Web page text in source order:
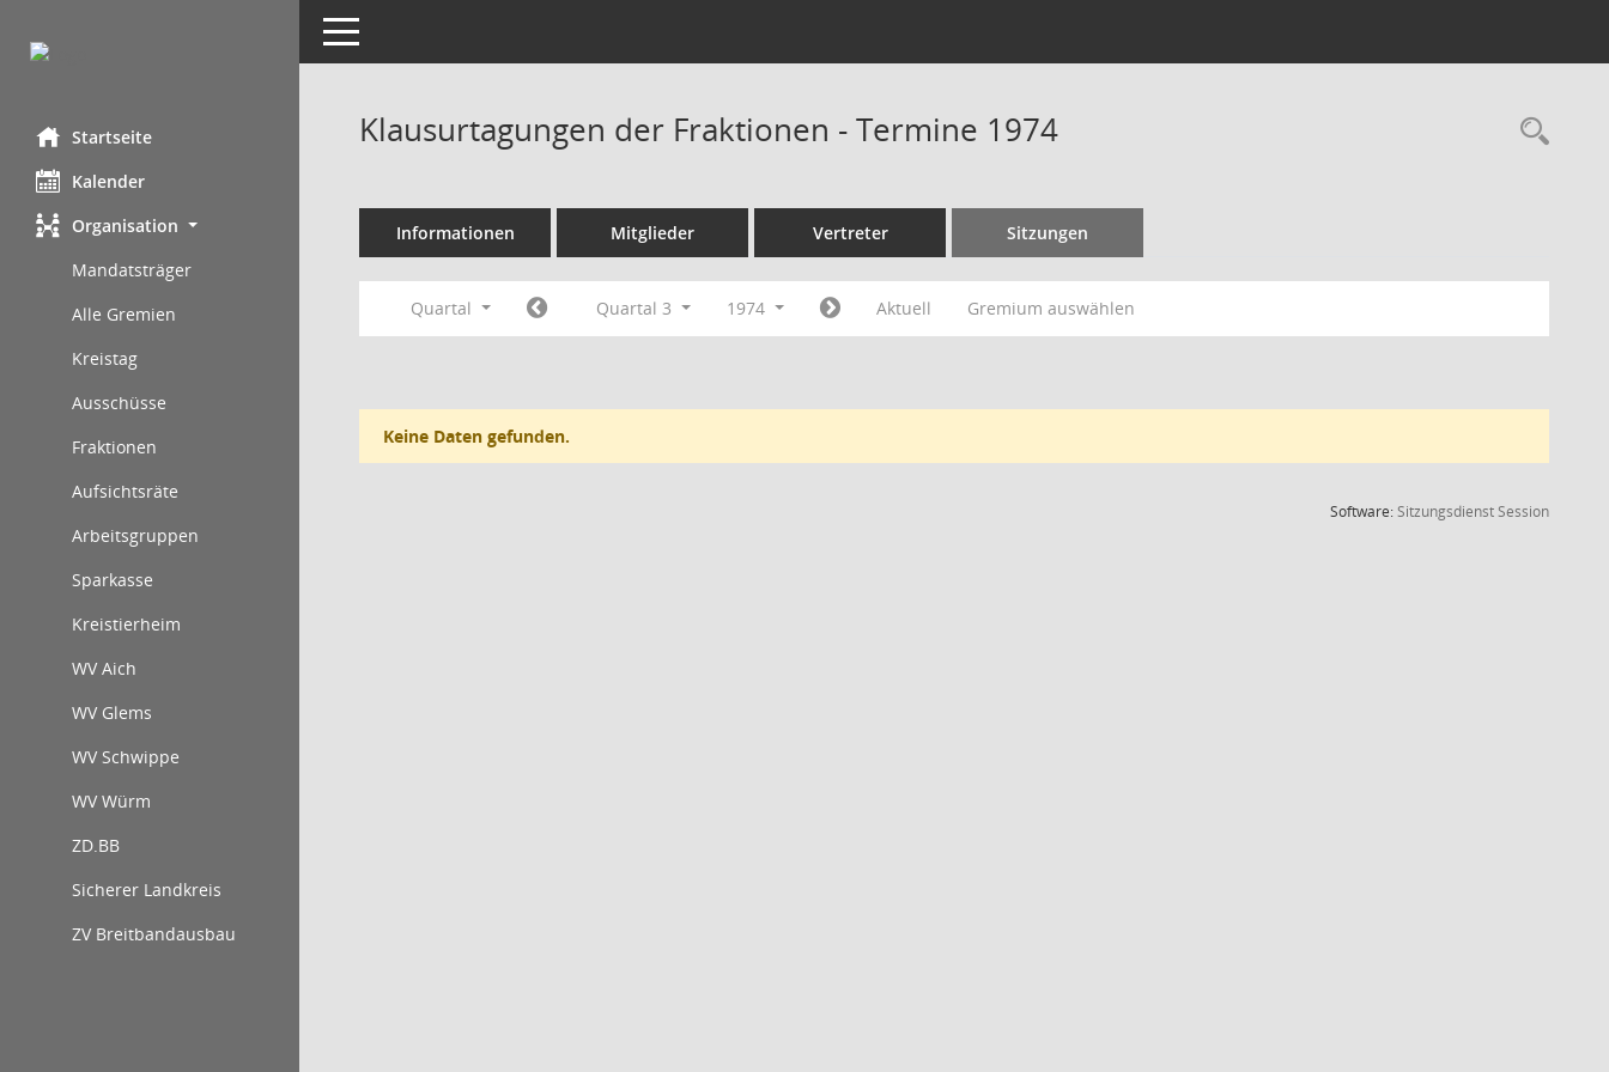
Startseite
Kalender
Organisation
Mandatsträger
Alle Gremien
Kreistag
Ausschüsse
Fraktionen
Aufsichtsräte
Arbeitsgruppen
Sparkasse
Kreistierheim
WV Aich
WV Glems
WV Schwippe
WV Würm
ZD.BB
Sicherer Landkreis
ZV Breitbandausbau
Toggle navigation
Klausurtagungen der Fraktionen - Termine 1974
Informationen Mitglieder Vertreter Sitzungen
Quartal Quartal 3 1974 Aktuell Gremium auswählen
Keine Daten gefunden.
Software:SitzungsdienstSession(Wird in